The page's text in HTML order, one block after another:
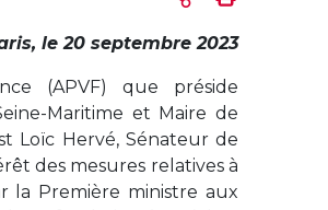
le 20 septembre 2023
(APVF) que préside
Maritime et Maire de
Loïc Hervé, Sénateur de
des mesures relatives à
la Première ministre aux